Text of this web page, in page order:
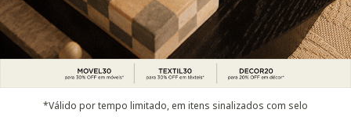
*Válido por tempo limitado, em itens sinalizados com selo